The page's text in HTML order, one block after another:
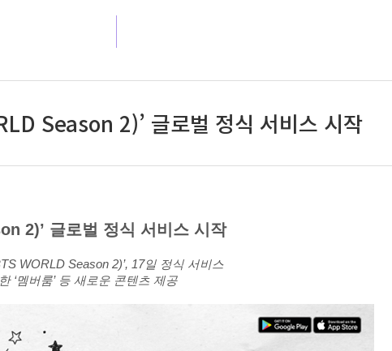
Season 2)’ 글로벌 정식 서비스 시작
2)’ 글로벌 정식 서비스 시작
WORLD Season 2)’, 17일 정식 서비스
‘멤버룸’ 등 새로운 콘텐츠 제공